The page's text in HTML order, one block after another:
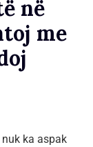
në
me
ka aspak